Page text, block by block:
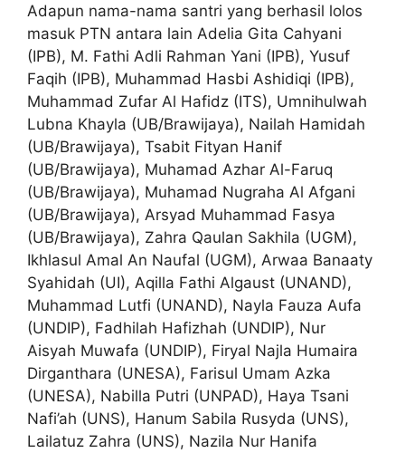
Adapun nama-nama santri yang berhasil lolos
masuk PTN antara lain Adelia Gita Cahyani
(IPB), M. Fathi Adli Rahman Yani (IPB), Yusuf
Faqih (IPB), Muhammad Hasbi Ashidiqi (IPB),
Muhammad Zufar Al Hafidz (ITS), Umnihulwah
Lubna Khayla (UB/Brawijaya), Nailah Hamidah
(UB/Brawijaya), Tsabit Fityan Hanif
(UB/Brawijaya), Muhamad Azhar Al-Faruq
(UB/Brawijaya), Muhamad Nugraha Al Afgani
(UB/Brawijaya), Arsyad Muhammad Fasya
(UB/Brawijaya), Zahra Qaulan Sakhila (UGM),
Ikhlasul Amal An Naufal (UGM), Arwaa Banaaty
Syahidah (UI), Aqilla Fathi Algaust (UNAND),
Muhammad Lutfi (UNAND), Nayla Fauza Aufa
(UNDIP), Fadhilah Hafizhah (UNDIP), Nur
Aisyah Muwafa (UNDIP), Firyal Najla Humaira
Dirganthara (UNESA), Farisul Umam Azka
(UNESA), Nabilla Putri (UNPAD), Haya Tsani
Nafi’ah (UNS), Hanum Sabila Rusyda (UNS),
Lailatuz Zahra (UNS), Nazila Nur Hanifa